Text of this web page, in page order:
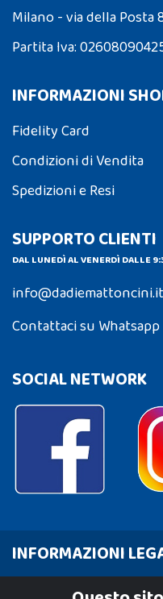
Milano - via della Posta
Partita Iva:
INFORMAZIONI
Fidelity Card
Condizioni di Vendita
Spedizioni e Resi
SUPPORTO CLIENTI
DAL LUNEDÌ AL VENERDÌ DALLE
info@dadiemattoncini.it
Contattaci su Whatsapp
SOCIAL NETWORK
INFORMAZIONI
Cookie Policy